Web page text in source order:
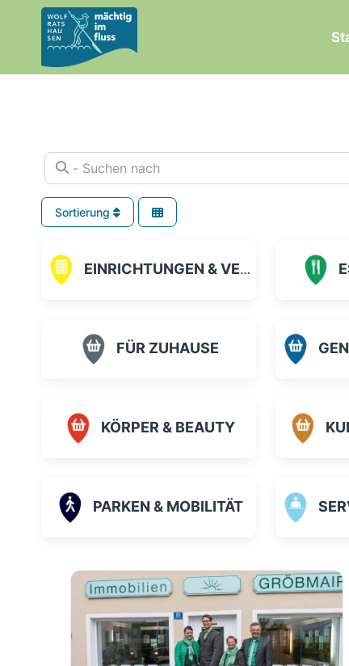
springen
- Suchen nach
Sortierung
EINRICHTUNGEN & VEREINE
FÜR ZUHAUSE
KÖRPER & BEAUTY
PARKEN & MOBILITÄT